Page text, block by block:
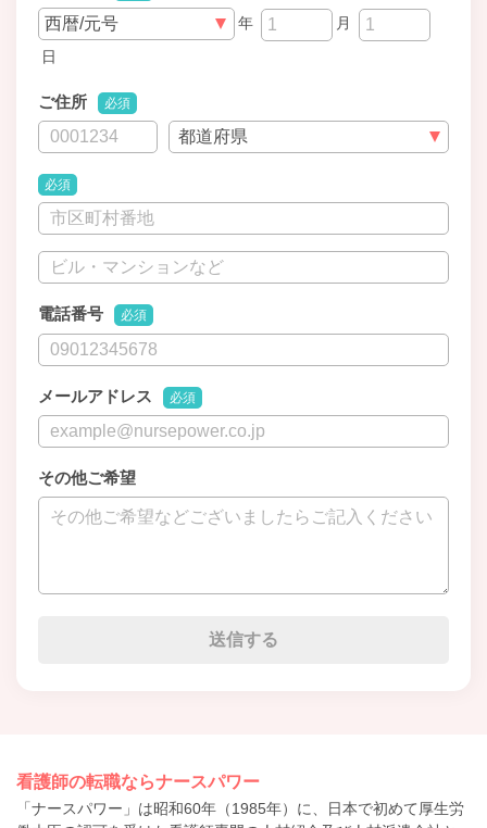
年
月
日
ご住所 必須
必須
電話番号 必須
メールアドレス 必須
その他ご希望
看護師の転職ならナースパワー
「ナースパワー」は昭和60年（1985年）に、日本で初めて厚生労